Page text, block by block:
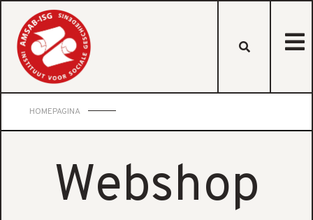
HOMEPAGINA
Webshop